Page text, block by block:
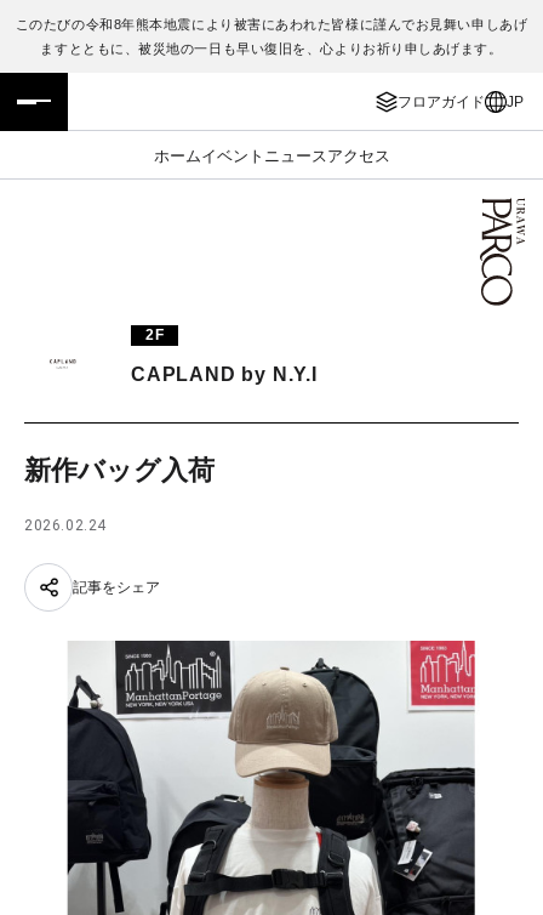
このたびの令和8年熊本地震により被害にあわれた皆様に謹んでお見舞い申しあげ
ますとともに、被災地の一日も早い復旧を、心よりお祈り申しあげます。
フロアガイド JP
ホームイベント ニュース アクセス
フロアガイド
施設案内・アクセス
TAX FREE
ENGLISH
繁体字
日本語
2F
CAPLAND by N.Y.I
新作バッグ入荷
2026.02.24
記事をシェア